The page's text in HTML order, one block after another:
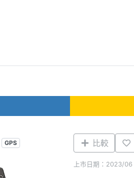
GPS 比較
上市日期：2023/06